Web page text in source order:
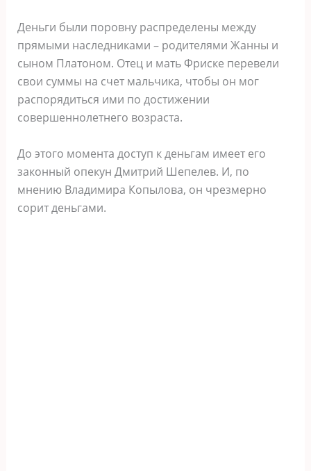
Деньги были поровну распределены между
прямыми наследниками – родителями Жанны и
сыном Платоном. Отец и мать Фриске перевели
свои суммы на счет мальчика, чтобы он мог
распорядиться ими по достижении
совершеннолетнего возраста.
До этого момента доступ к деньгам имеет его
законный опекун Дмитрий Шепелев. И, по
мнению Владимира Копылова, он чрезмерно
сорит деньгами.